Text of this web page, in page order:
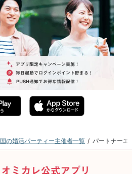
の婚活パーティー主催者一覧 パートナーエ